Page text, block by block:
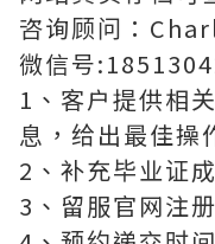
咨询顾问：
微信号
1、客户提供相
息，给出最佳操
2、补充毕业证
3、留服官网注